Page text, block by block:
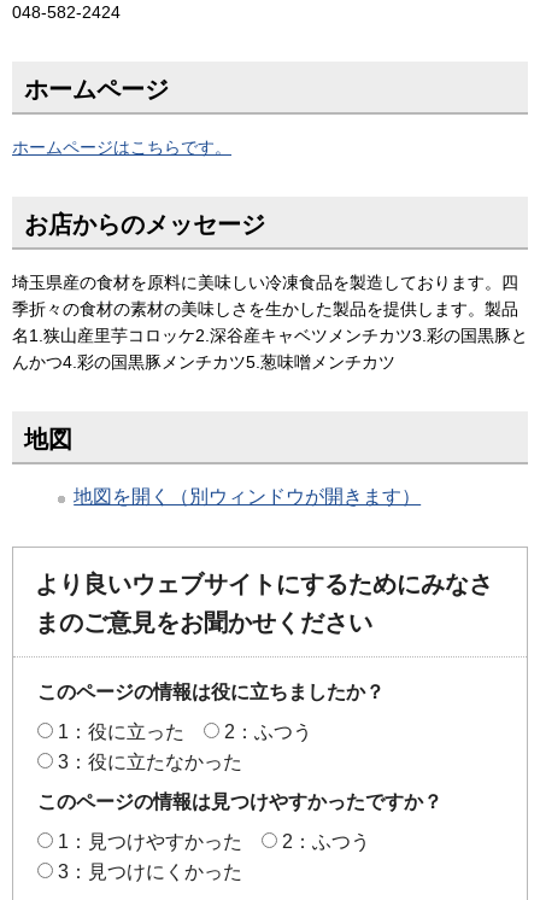
048-582-2424
ホームページ
ホームページはこちらです。
お店からのメッセージ
埼玉県産の食材を原料に美味しい冷凍食品を製造しております。四
季折々の食材の素材の美味しさを生かした製品を提供します。製品
名1.狭山産里芋コロッケ2.深谷産キャベツメンチカツ3.彩の国黒豚と
んかつ4.彩の国黒豚メンチカツ5.葱味噌メンチカツ
地図
地図を開く（別ウィンドウが開きます）
より良いウェブサイトにするためにみなさ
まのご意見をお聞かせください
このページの情報は役に立ちましたか？
1：役に立った
2：ふつう
3：役に立たなかった
このページの情報は見つけやすかったですか？
1：見つけやすかった
2：ふつう
3：見つけにくかった